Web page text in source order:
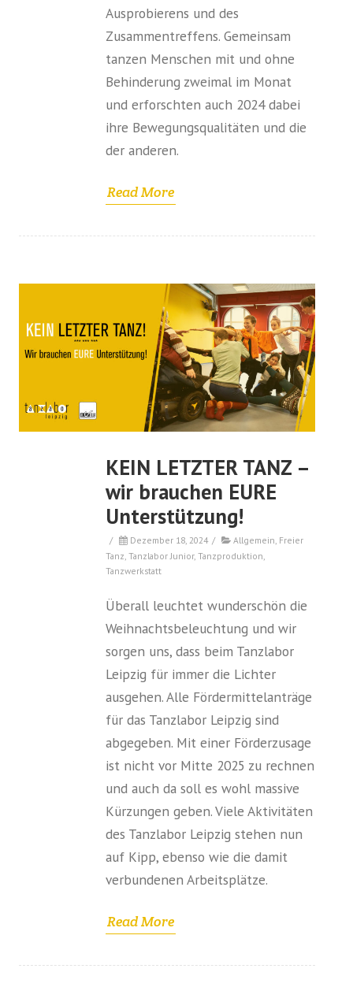
Ausprobierens und des
Zusammentreffens. Gemeinsam
tanzen Menschen mit und ohne
Behinderung zweimal im Monat
und erforschten auch 2024 dabei
ihre Bewegungsqualitäten und die
der anderen.
Read More
KEIN LETZTER TANZ –
wir brauchen EURE
Unterstützung!
/ Dezember 18, 2024 / Allgemein, Freier
Tanz, Tanzlabor Junior, Tanzproduktion,
Tanzwerkstatt
Überall leuchtet wunderschön die
Weihnachtsbeleuchtung und wir
sorgen uns, dass beim Tanzlabor
Leipzig für immer die Lichter
ausgehen. Alle Fördermittelanträge
für das Tanzlabor Leipzig sind
abgegeben. Mit einer Förderzusage
ist nicht vor Mitte 2025 zu rechnen
und auch da soll es wohl massive
Kürzungen geben. Viele Aktivitäten
des Tanzlabor Leipzig stehen nun
auf Kipp, ebenso wie die damit
verbundenen Arbeitsplätze.
Read More